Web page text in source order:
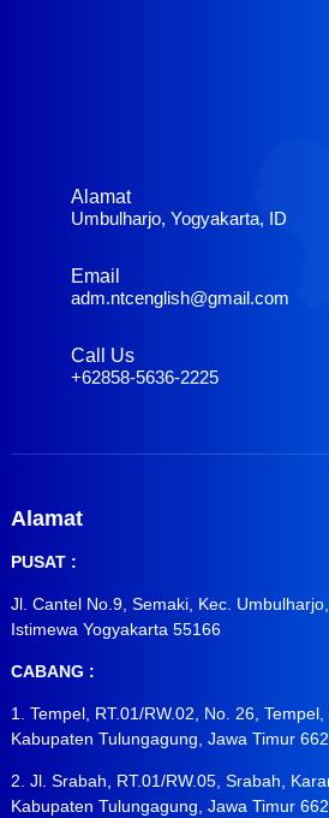
Alamat
Umbulharjo, Yogyakarta, ID
Email
adm.ntcenglish@gmail.com
Call Us
+62858-5636-2225
Alamat
PUSAT :
Jl. Cantel No.9, Semaki, Kec.
Istimewa Yogyakarta 55166
CABANG :
1. Tempel, RT.01/RW.02, No. 26,
Kabupaten Tulungagung, Jawa Timur
2. Jl. Srabah, RT.01/RW.05, Srabah,
Kabupaten Tulungagung, Jawa Timur